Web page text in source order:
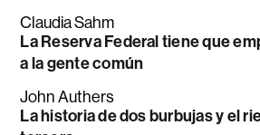
Claudia Sahm
La Reserva Federal tiene que
a la gente común
John Authers
La historia de dos burbujas y el